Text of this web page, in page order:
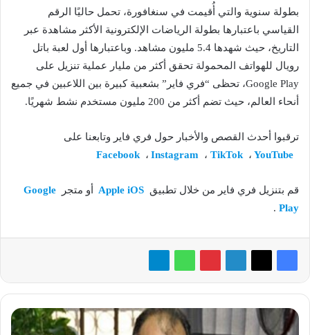
بطولة سنوية والتي أُقيمت في سنغافورة، تحمل حاليًا الرقم
القياسي باعتبارها بطولة الرياضات الإلكترونية الأكثر مشاهدة عبر
التاريخ، حيث شهدها 5.4 مليون مشاهد. وباعتبارها أول لعبة باتل
رويال للهواتف المحمولة تحقق أكثر من مليار عملية تنزيل على
Google Play، تحظى “فري فاير” بشعبية كبيرة بين اللاعبين في جميع
أنحاء العالم، حيث تضم أكثر من 200 مليون مستخدم نشط شهريًا.
ترقبوا أحدث القصص والأخبار حول فري فاير وتابعنا على
Facebook ، Instagram ، TikTok ، YouTube
قم بتنزيل فري فاير من خلال تطبيق Apple iOS أو متجر
Google
Play
.
بدء
فاعليات